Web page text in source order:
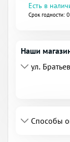
Есть в
Срок годности:
Наши
ул.
Способы